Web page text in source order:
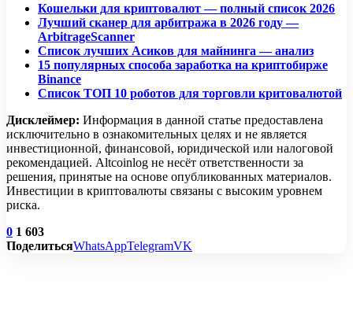
Кошельки для криптовалют — полный список 2026
Лучший сканер для арбитража в 2026 году —
ArbitrageScanner
Список лучших Асиков для майнинга — анализ
15 популярных способа заработка на криптобирже
Binance
Список ТОП 10 роботов для торговли критовалютой
Дисклеймер: Информация в данной статье предоставлена
исключительно в ознакомительных целях и не является
инвестиционной, финансовой, юридической или налоговой
рекомендацией. Altcoinlog не несёт ответственности за
решения, принятые на основе опубликованных материалов.
Инвестиции в криптовалюты связаны с высоким уровнем
риска.
0 1 603
ПоделитьсяWhatsAppTelegramVK